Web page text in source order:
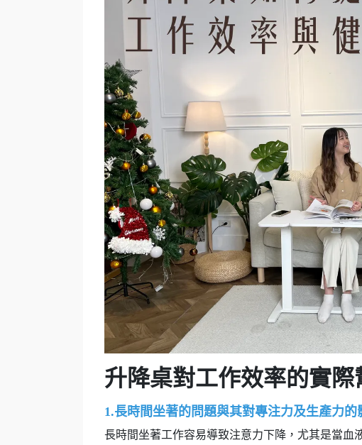
升降桌對工作效率的實際
1.長時間坐著的問題與其對專注力及生產力的
長時間坐著工作容易導致注意力下降，尤其是當